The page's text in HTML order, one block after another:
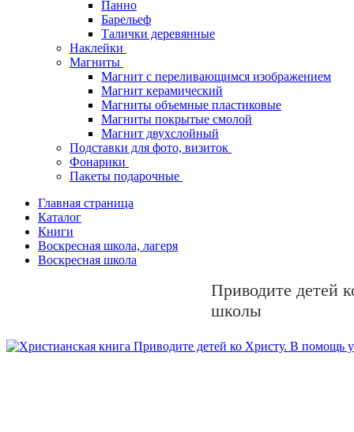
Панно
Барельеф
Талички деревянные
Наклейки
Магниты
Магнит с переливающимся изображением
Магнит керамический
Магниты объемные пластиковые
Магниты покрытые смолой
Магнит двухслойный
Подставки для фото, визиток
Фонарики
Пакеты подарочные
Главная страница
Каталог
Книги
Воскресная школа, лагеря
Воскресная школа
Приводите детей
школы